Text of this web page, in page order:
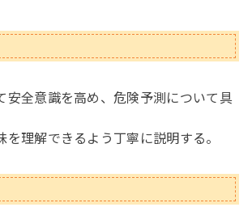
安全意識を高め、危険予測について具
を理解できるよう丁寧に説明する。